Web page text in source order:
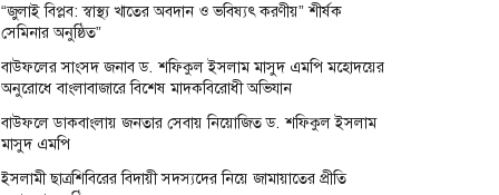
“জুলাই বিপ্লব: স্বাস্থ্য খাতের অবদান ও ভবিষ্যৎ করণীয়” শীর্ষক
সেমিনার অনুষ্ঠিত”
বাউফলের সাংসদ জনাব ড. শফিকুল ইসলাম মাসুদ এমপি মহোদয়ের
অনুরোধে বাংলাবাজারে বিশেষ মাদকবিরোধী অভিযান
বাউফলে ডাকবাংলায় জনতার সেবায় নিয়োজিত ড. শফিকুল ইসলাম
মাসুদ এমপি
ইসলামী ছাত্রশিবিরের বিদায়ী সদস্যদের নিয়ে জামায়াতের প্রীতি